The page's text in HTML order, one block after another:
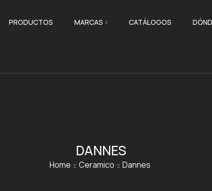
PRODUCTOS MARCAS CATÁLOGOS
DANNES
Home Ceramico Dannes